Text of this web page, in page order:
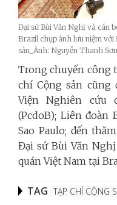
Đại sứ Bùi Văn Nghị và cán
Brazil chụp ảnh lưu niệm
sản_Ảnh: Nguyễn Thanh Sơn
Trong chuyến công
chí Cộng sản cũng
Viện Nghiên cứu
(PcdoB); Liên đoàn
Sao Paulo; đến
Đại sứ Bùi Văn
quán Việt Nam tại
TAG TẠP CHÍ CỘNG